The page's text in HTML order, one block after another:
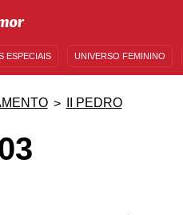
ESPECIAIS UNIVERSO FEMININO
II PEDRO